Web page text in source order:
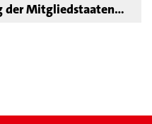
der Mitgliedstaaten